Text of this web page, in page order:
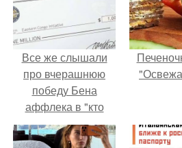
Все же слышали
про вчерашнюю
победу Бена
аффлека в "кто
хочет стать
миллионером?